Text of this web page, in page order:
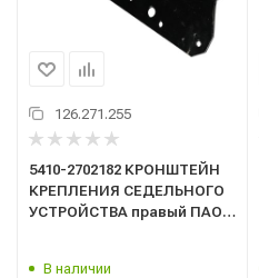
126.271.255
5410-2702182 КРОНШТЕЙН
КРЕПЛЕНИЯ СЕДЕЛЬНОГО
УСТРОЙСТВА правый ПАО
В наличии